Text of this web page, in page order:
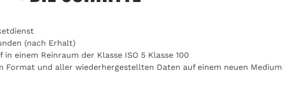
(nach Erhalt)
einem Reinraum der Klasse ISO 5 Klasse 100
Format und aller wiederhergestellten Daten auf einem neuen Medium